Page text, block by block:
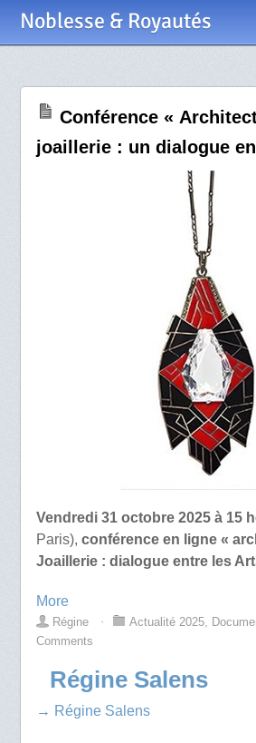
Noblesse & Royautés
Conférence «
joaillerie : un dialogue
Vendredi 31 octobre 2025 à 15
Paris), conférence en ligne «
Joaillerie : dialogue entre les
More
Régine ⋅ Actualité 2025,
Comments
Régine Salens
→ Régine Salens